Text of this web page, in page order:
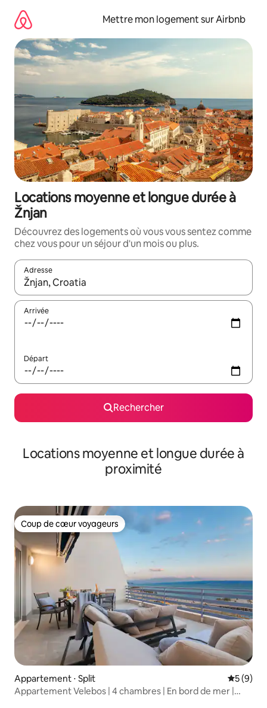
directement
contenu
Mettre mon logement sur Airbnb
Locations moyenne et longue durée à
Žnjan
Découvrez des logements où vous vous sentez comme
chez vous pour un séjour d'un mois ou plus.
Adresse
Lorsque les résultats s'affichent, utilisez les flèches vers le
Arrivée
Départ
Rechercher
Locations moyenne et longue durée à
proximité
Coup de cœur voyageurs
Coup de cœur voyageurs
Appartement ⋅ Split
5 (9)
Appartement Velebos | 4 chambres | En bord de mer |